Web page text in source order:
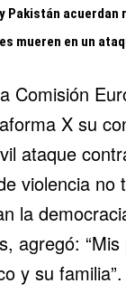
Pakistán
mueren en un
Comisión
X su
ataque
violencia
la
agregó:
y su familia”.